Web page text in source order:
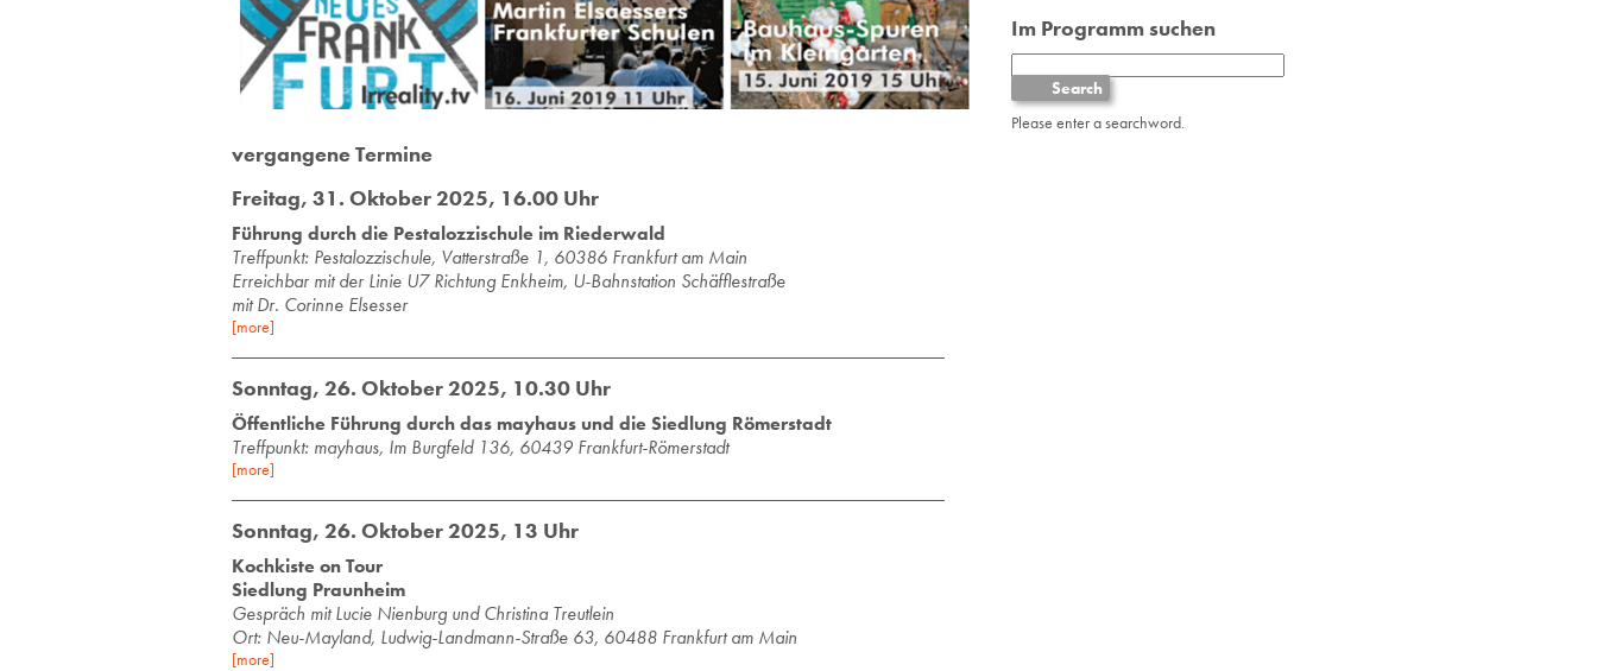
vergangene Termine
Freitag, 31. Oktober 2025, 16.00 Uhr
Führung durch die Pestalozzischule im Riederwald
Treff­punkt: Pes­ta­loz­zi­schu­le, Vat­ter­stra­ße 1, 60386 Frank­furt am Main
Erreichbar mit der Linie U7 Richtung Enkheim, U-Bahnstation Schäfflestraße
mit Dr. Corinne Elsesser
[more]
Sonntag, 26. Oktober 2025, 10.30 Uhr
Öffentliche Führung durch das mayhaus und die Siedlung Römerstadt
Treff­punkt: may­haus, Im Burg­feld 136, 60439 Frank­furt-Rö­mer­stadt
[more]
Sonntag, 26. Oktober 2025, 13 Uhr
Kochkiste on Tour
Siedlung Praunheim
Ge­spräch mit Lucie Nien­burg und Chris­ti­na Treut­lein
Ort: Neu-Mayland, Ludwig-Landmann-Straße 63, 60488 Frankfurt am Main
[more]
Im Programm suchen
Please enter a searchword.